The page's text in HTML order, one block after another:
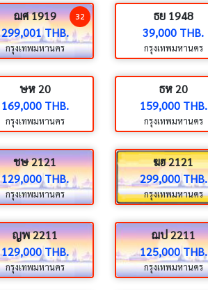
ฌศ 1919
299,001 THB.
กรุงเทพมหานคร
32
ธย 1948
39,000 THB.
กรุงเทพมหานคร
ษห 20
169,000 THB.
กรุงเทพมหานคร
ธห 20
159,000 THB.
กรุงเทพมหานคร
ชษ 2121
129,000 THB.
กรุงเทพมหานคร
ฆฮ 2121
299,000 THB.
กรุงเทพมหานคร
ญพ 2211
129,000 THB.
กรุงเทพมหานคร
ฌป 2211
125,000 THB.
กรุงเทพมหานคร